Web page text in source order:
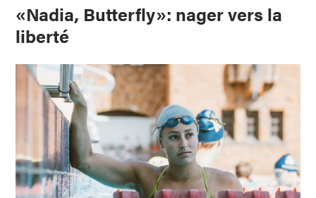
«Nadia, Butterfly»: nager vers la
liberté